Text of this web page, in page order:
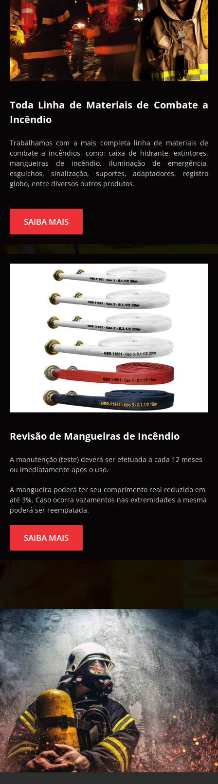
Toda Linha de Materiais de Combate a
Incêndio
Trabalhamos com a mais completa linha de materiais de
combate a incêndios, como: caixa de hidrante, extintores,
mangueiras de incêndio, iluminação de emergência,
esguichos, sinalização, suportes, adaptadores, registro
globo, entre diversos outros produtos.
SAIBA MAIS
Revisão de Mangueiras de Incêndio
A manutenção (teste) deverá ser efetuada a cada 12 meses
ou imediatamente após o uso.
A mangueira poderá ter seu comprimento real reduzido em
até 3%. Caso ocorra vazamentos nas extremidades a mesma
poderá ser reempatada.
SAIBA MAIS